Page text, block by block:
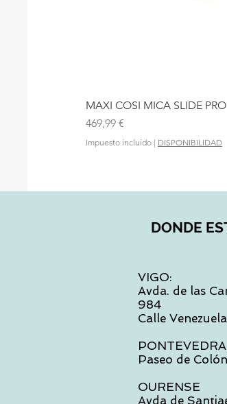
MAXI COSI MICA SLIDE PRO
Precio
469,99 €
Impuesto incluido | DISPONIBILIDAD
DONDE
VIGO:
Avda. de las
984
Calle
Paseo de
OURENSE
Avda de